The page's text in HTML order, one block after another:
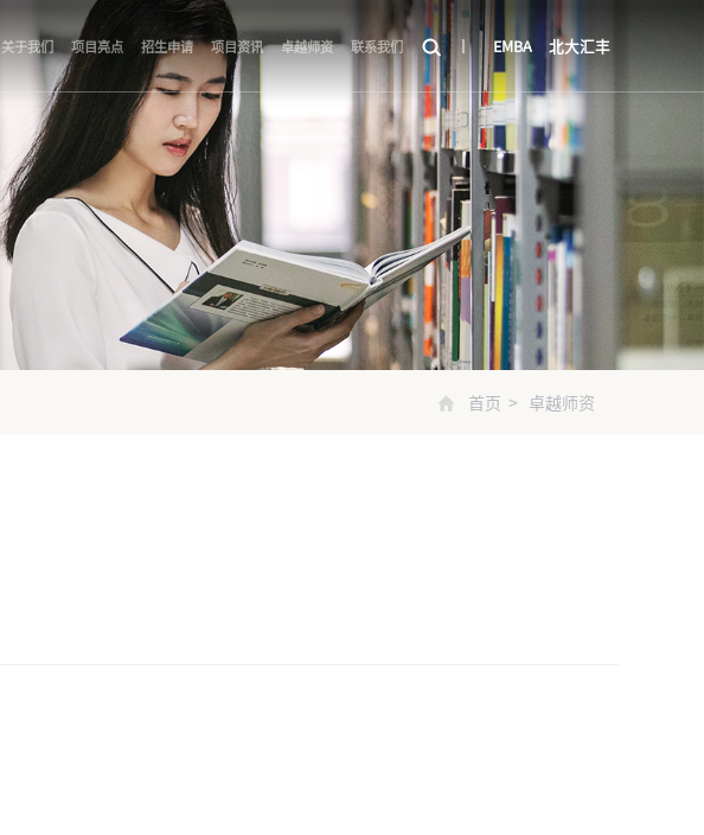
关于我们 项目亮点 招生申请 项目资讯 卓越师资 联系我们 EMBA 北大汇丰
首页 > 卓越师资